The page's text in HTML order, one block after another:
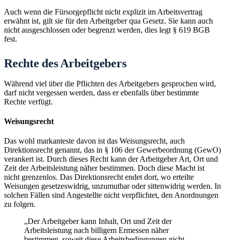
Auch wenn die Fürsorgepflicht nicht explizit im Arbeitsvertrag
erwähnt ist, gilt sie für den Arbeitgeber qua Gesetz. Sie kann auch
nicht ausgeschlossen oder begrenzt werden, dies legt § 619 BGB
fest.
Rechte des Arbeitgebers
Während viel über die Pflichten des Arbeitgebers gesprochen wird,
darf nicht vergessen werden, dass er ebenfalls über bestimmte
Rechte verfügt.
Weisungsrecht
Das wohl markanteste davon ist das Weisungsrecht, auch
Direktionsrecht genannt, das in § 106 der Gewerbeordnung (GewO)
verankert ist. Durch dieses Recht kann der Arbeitgeber Art, Ort und
Zeit der Arbeitsleistung näher bestimmen. Doch diese Macht ist
nicht grenzenlos. Das Direktionsrecht endet dort, wo erteilte
Weisungen gesetzeswidrig, unzumutbar oder sittenwidrig werden. In
solchen Fällen sind Angestellte nicht verpflichtet, den Anordnungen
zu folgen.
„Der Arbeitgeber kann Inhalt, Ort und Zeit der
Arbeitsleistung nach billigem Ermessen näher